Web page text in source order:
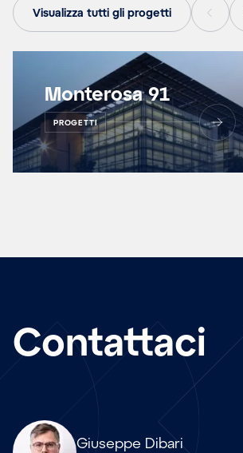
Visualizza tutti gli progetti
Monterosa 91
PROGETTI
Contattaci
Giuseppe Dibari
Array